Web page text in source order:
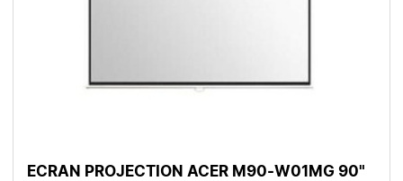
ECRAN PROJECTION ACER M90-W01MG 90"